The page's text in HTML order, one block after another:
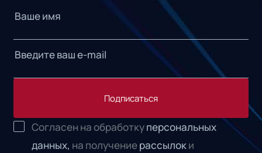
Подписаться
Согласен на обработкуперсональных
данных, на получениерассылоки